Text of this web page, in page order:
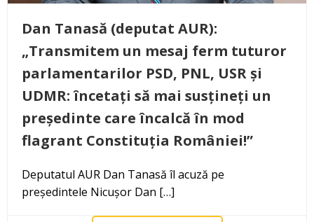
Dan Tanasă (deputat AUR):
„Transmitem un mesaj ferm tuturor
parlamentarilor PSD, PNL, USR și
UDMR: încetați să mai susțineți un
președinte care încalcă în mod
flagrant Constituția României!”
Deputatul AUR Dan Tanasă îl acuză pe
președintele Nicușor Dan […]